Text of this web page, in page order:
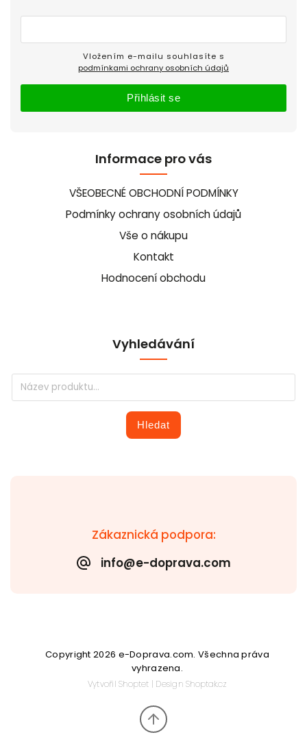
Zákaznická podpora:
info@e-doprava.com
Informace pro vás
VŠEOBECNÉ OBCHODNÍ PODMÍNKY
Podmínky ochrany osobních údajů
Vše o nákupu
Kontakt
Hodnocení obchodu
podmínkami ochrany osobních údajů
Přihlásit se
Vyhledávání
Hledat
Copyright 2026 e-Doprava.com. Všechna práva
vyhrazena.
VytvořilShoptet | DesignShoptak.cz